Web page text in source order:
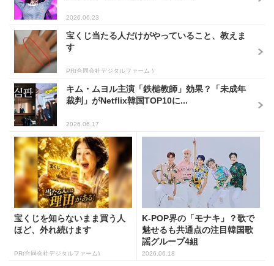
2026.06.23
宝くじ当たる人だけがやっていること、教えま
す
PR(合同会社デジタルファーム )
キム・ムヨル主演「鉄槌教師」効果？「未成年
裁判」がNetflix韓国TOP10に...
2026.06.17
宝くじを知らないまま買う人
ほど、外れ続けます
PR(合同会社デジタルファーム)
K-POP界の「モナキ」？歌で
魅せるも共通点の注目韓国歌
謡グループ4組
2026.06.18